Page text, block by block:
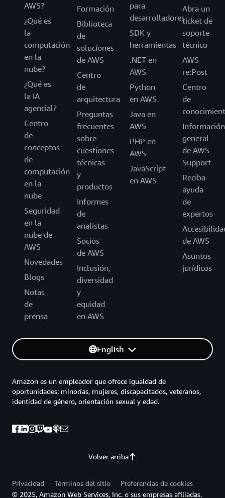
AWS?
¿Qué es
la
computación
en la
nube?
¿Qué es
la IA
agencial?
Centro
de
conceptos
de
computación
en la
nube
Seguridad
en la
nube de
AWS
Novedades
Blogs
Notas
de
prensa
Formación
Biblioteca
de
soluciones
de AWS
Centro
de
arquitectura
Preguntas
frecuentes
sobre
cuestiones
técnicas
y
productos
Informes
de
analistas
Socios
de AWS
Inclusión,
diversidad
y
equidad
en AWS
para
desarrolladores
SDK y
herramientas
.NET en
AWS
Python
en AWS
Java en
AWS
PHP en
AWS
JavaScript
en AWS
Abra un
ticket de
soporte
técnico
AWS
re:Post
Centro
de
Información
general
de AWS
Support
Reciba
ayuda
de
expertos
de AWS
Asuntos
jurídicos
English
Volver arriba
Amazon es un empleador que ofrece igualdad de
oportunidades: minorías, mujeres, discapacitados, veteranos,
identidad de género, orientación sexual y edad.
Privacidad Términos del sitio
Preferencias de cookies
© 2025, Amazon Web Services, Inc. o sus empresas afiliadas.